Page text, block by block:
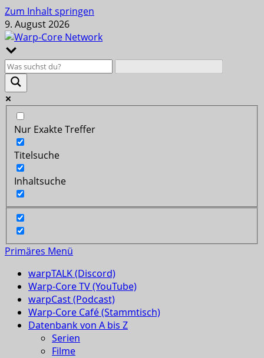
Zum Inhalt springen
9. August 2026
Nur Exakte Treffer
Titelsuche
Inhaltsuche
Primäres Menü
warpTALK (Discord)
Warp-Core TV (YouTube)
warpCast (Podcast)
Warp-Core Café (Stammtisch)
Datenbank von A bis Z
Serien
Filme